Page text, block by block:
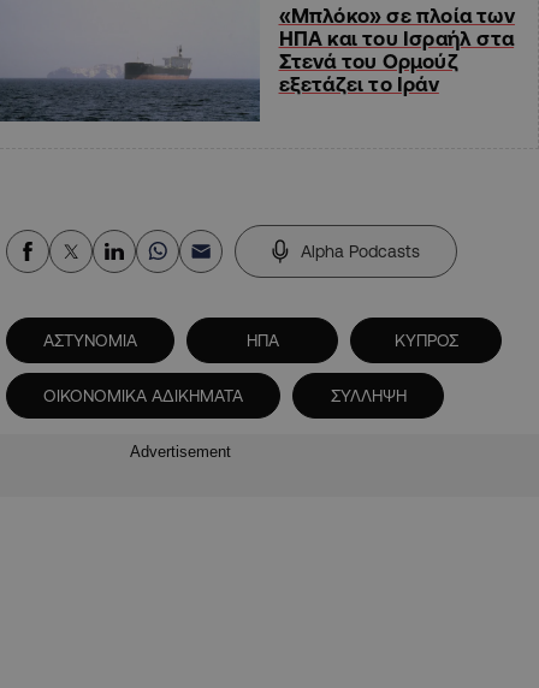
«Μπλόκο» σε πλοία των
ΗΠΑ και του Ισραήλ στα
Στενά του Ορμούζ
εξετάζει το Ιράν
Alpha Podcasts
ΑΣΤΥΝΟΜΙΑ ΗΠΑ ΚΥΠΡΟΣ
ΟΙΚΟΝΟΜΙΚΑ ΑΔΙΚΗΜΑΤΑ ΣΥΛΛΗΨΗ
Advertisement